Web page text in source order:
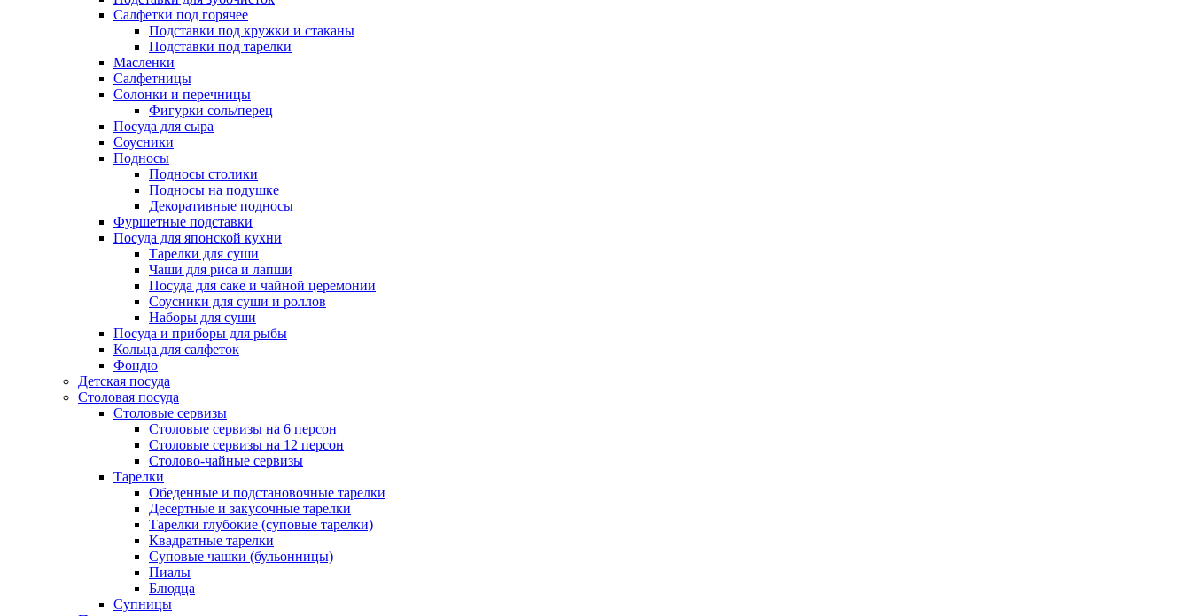
Салфетки под горячее
Подставки под кружки и стаканы
Подставки под тарелки
Масленки
Салфетницы
Солонки и перечницы
Фигурки соль/перец
Посуда для сыра
Соусники
Подносы
Подносы столики
Подносы на подушке
Декоративные подносы
Фуршетные подставки
Посуда для японской кухни
Тарелки для суши
Чаши для риса и лапши
Посуда для саке и чайной церемонии
Соусники для суши и роллов
Наборы для суши
Посуда и приборы для рыбы
Кольца для салфеток
Фондю
Детская посуда
Столовая посуда
Столовые сервизы
Столовые сервизы на 6 персон
Столовые сервизы на 12 персон
Столово-чайные сервизы
Тарелки
Обеденные и подстановочные тарелки
Десертные и закусочные тарелки
Тарелки глубокие (суповые тарелки)
Квадратные тарелки
Суповые чашки (бульонницы)
Пиалы
Блюдца
Супницы